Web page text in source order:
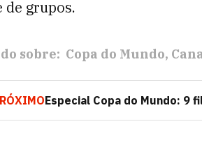
de grupos.
sobre: Copa do Mundo
Especial Copa do Mundo: 9